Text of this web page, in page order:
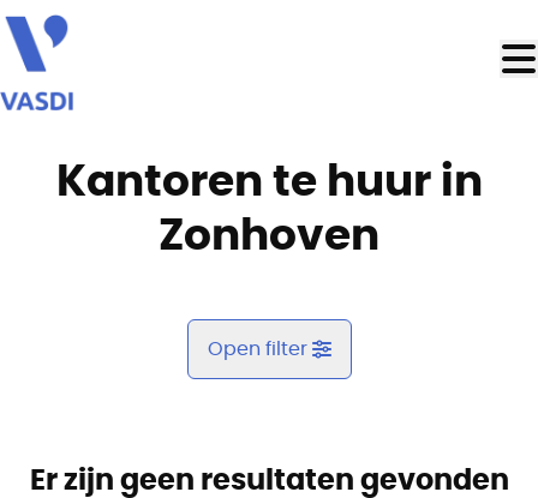
Ga naar hoofdinhoud
Kantoren te huur in
Zonhoven
Open filter
Zonhoven (3520)
Remove
Er zijn geen resultaten gevonden